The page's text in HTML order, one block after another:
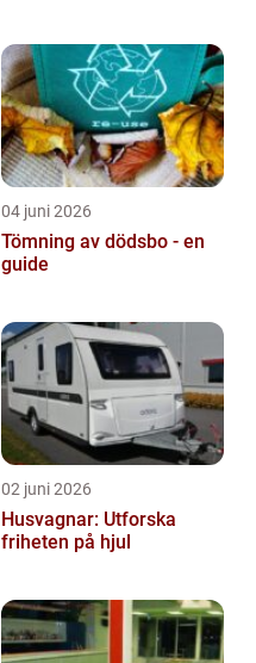
04 juni 2026
Tömning av dödsbo - en
guide
02 juni 2026
Husvagnar: Utforska
friheten på hjul